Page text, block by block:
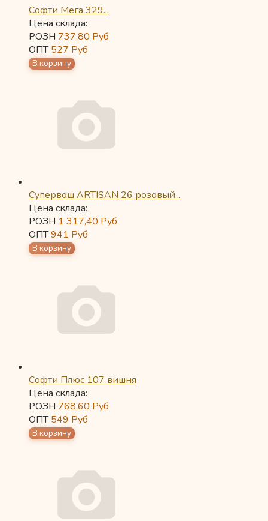
Софти Мега 329...
Цена склада:
РОЗН 737,80 Руб
ОПТ527 Руб
Супервош ARTISAN 26 розовый...
Цена склада:
РОЗН 1 317,40 Руб
ОПТ941 Руб
Софти Плюс 107 вишня
Цена склада:
РОЗН 768,60 Руб
ОПТ549 Руб